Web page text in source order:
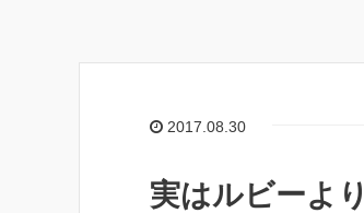
2017.08.30
実はルビーよ